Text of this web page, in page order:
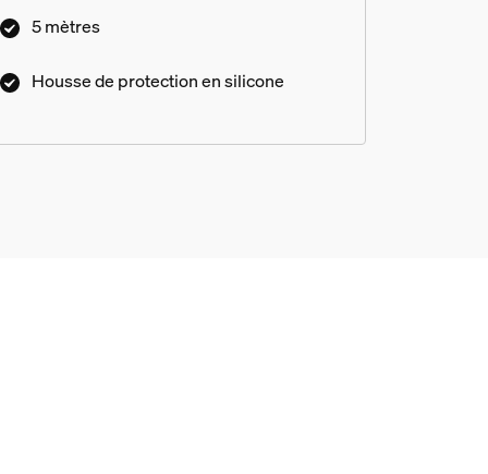
5 mètres
Housse de protection en silicone